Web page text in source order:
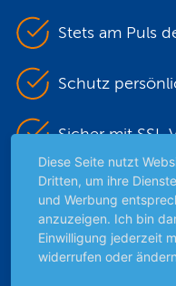
Stets am Puls
Schutz
Sicher mit SSL-
Highlights
Archiv
Börsenbericht
Diese Seite nutzt
Dritten, um ihre
und Werbung
anzuzeigen. Ich bin
Einwilligung jederzeit
widerrufen oder